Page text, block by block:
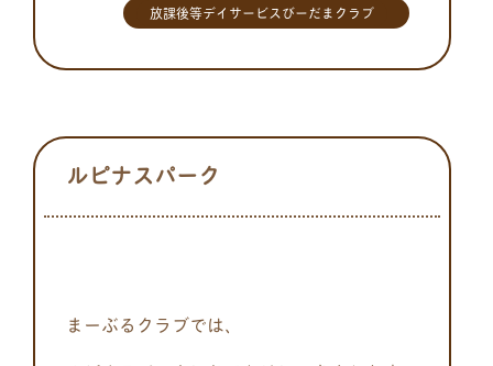
放課後等デイサービスびーだまクラブ
ルピナスパーク
まーぶるクラブでは、